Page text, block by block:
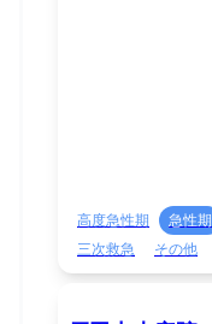
高度急性期 急性期
三次救急
その他